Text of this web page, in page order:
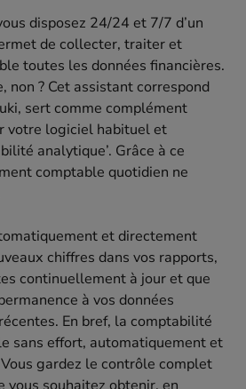
disposez 24/24 et 7/7 d’un
de collecter, traiter et
toutes les données financières.
non ? Cet assistant correspond
sert comme complément
votre logiciel habituel et
analytique’. Grâce à ce
comptable quotidien ne
et directement
chiffres dans vos rapports,
continuellement à jour et que
à vos données
En bref, la comptabilité
sans effort, automatiquement et
gardez le contrôle complet